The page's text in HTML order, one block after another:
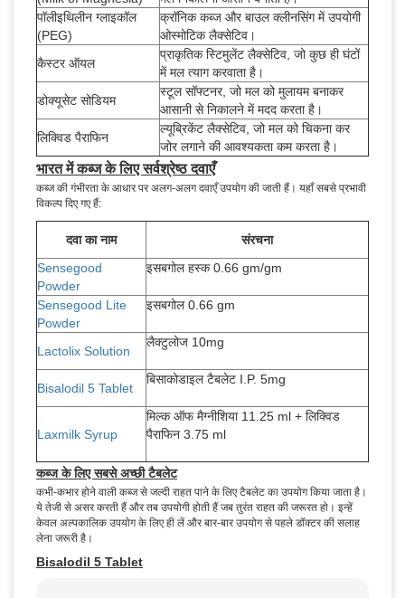
पॉलीइथिलीन ग्लाइकॉल
(PEG)
क्रॉनिक कब्ज और बाउल क्लीनसिंग में उपयोगी
ओस्मोटिक लैक्सेटिव।
कैस्टर ऑयल
प्राकृतिक स्टिमुलेंट लैक्सेटिव, जो कुछ ही घंटों
में मल त्याग करवाता है।
डोक्यूसेट सोडियम
स्टूल सॉफ्टनर, जो मल को मुलायम बनाकर
आसानी से निकालने में मदद करता है।
लिक्विड पैराफिन
ल्यूब्रिकेंट लैक्सेटिव, जो मल को चिकना कर
जोर लगाने की आवश्यकता कम करता है।
भारत में कब्ज के लिए सर्वश्रेष्ठ दवाएँ
कब्ज की गंभीरता के आधार पर अलग-अलग दवाएँ उपयोग की जाती हैं। यहाँ सबसे प्रभावी
विकल्प दिए गए हैं:
दवा का नाम
संरचना
Sensegood
Powder
इसबगोल हस्क 0.66 gm/gm
Sensegood Lite
Powder
इसबगोल 0.66 gm
Lactolix Solution
लैक्टुलोज 10mg
Bisalodil 5 Tablet
बिसाकोडाइल टैबलेट I.P. 5mg
Laxmilk Syrup
मिल्क ऑफ मैग्नीशिया 11.25 ml + लिक्विड
पैराफिन 3.75 ml
कब्ज के लिए सबसे अच्छी टैबलेट
कभी-कभार होने वाली कब्ज से जल्दी राहत पाने के लिए टैबलेट का उपयोग किया जाता है।
ये तेजी से असर करती हैं और तब उपयोगी होती हैं जब तुरंत राहत की जरूरत हो। इन्हें
केवल अल्पकालिक उपयोग के लिए ही लें और बार-बार उपयोग से पहले डॉक्टर की सलाह
लेना जरूरी है।
Bisalodil 5 Tablet